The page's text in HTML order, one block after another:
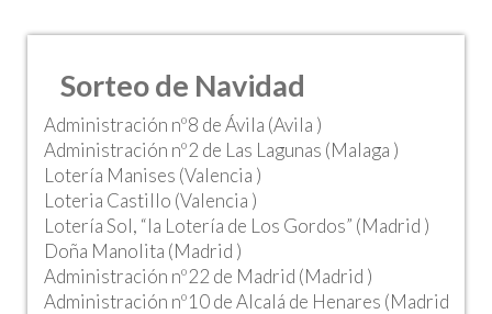
Sorteo de Navidad
Administración nº8 de Ávila (Avila )
Administración nº2 de Las Lagunas (Malaga )
Lotería Manises (Valencia )
Loteria Castillo (Valencia )
Lotería Sol, “la Lotería de Los Gordos” (Madrid )
Doña Manolita (Madrid )
Administración nº22 de Madrid (Madrid )
Administración nº10 de Alcalá de Henares (Madrid